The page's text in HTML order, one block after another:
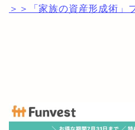
＞＞「家族の資産形成術」